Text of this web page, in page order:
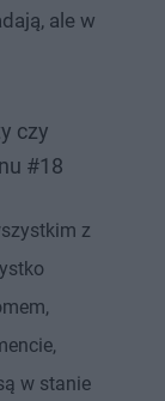
ale w
czy
#18
z
w stanie